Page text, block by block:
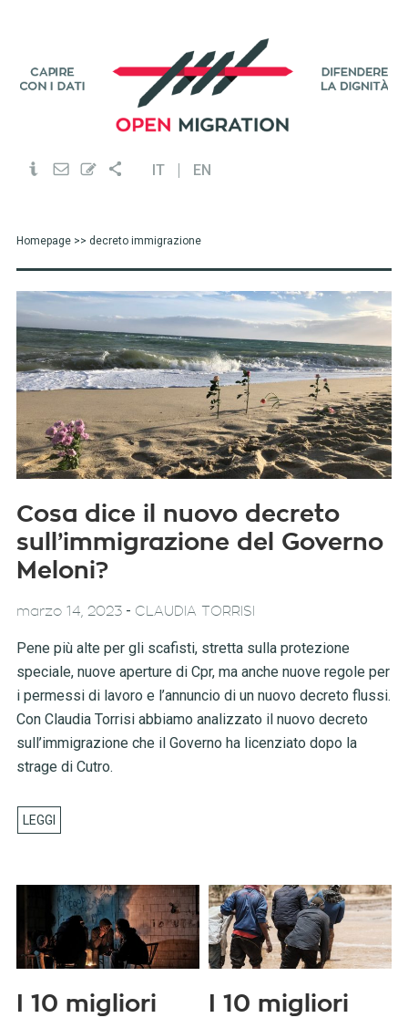
IT EN
Homepage>> decreto immigrazione
Cosa dice il nuovo decreto
sull’immigrazione del Governo
Meloni?
marzo 14, 2023- CLAUDIA TORRISI
Pene più alte per gli scafisti, stretta sulla protezione
speciale, nuove aperture di Cpr, ma anche nuove regole per
i permessi di lavoro e l’annuncio di un nuovo decreto flussi.
Con Claudia Torrisi abbiamo analizzato il nuovo decreto
sull’immigrazione che il Governo ha licenziato dopo la
strage di Cutro.
I 10 migliori
I 10 migliori